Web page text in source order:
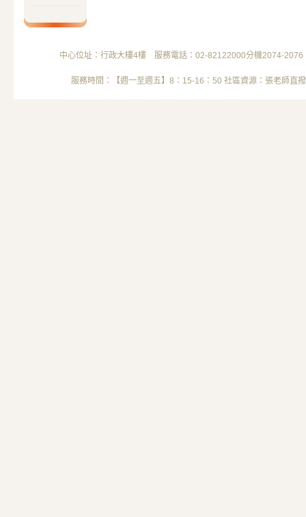
中心位址：行政大樓4樓 服務電話：02-82122000分機2074-
服務時間：【週一至週五】8：15-16：50 社區資源：張老師直